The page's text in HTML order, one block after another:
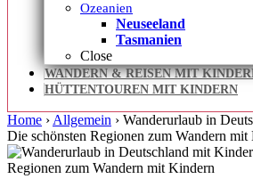
Ozeanien
Neuseeland
Tasmanien
Close
WANDERN & REISEN MIT
HÜTTENTOUREN MIT KINDERN
Home › Allgemein › Wanderurlaub in
Die schönsten Regionen zum Wandern mit